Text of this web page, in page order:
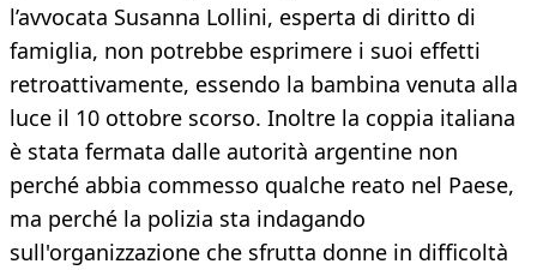
l’avvocata Susanna Lollini, esperta di diritto di
famiglia, non potrebbe esprimere i suoi effetti
retroattivamente, essendo la bambina venuta alla
luce il 10 ottobre scorso. Inoltre la coppia italiana
è stata fermata dalle autorità argentine non
perché abbia commesso qualche reato nel Paese,
ma perché la polizia sta indagando
sull'organizzazione che sfrutta donne in difficoltà